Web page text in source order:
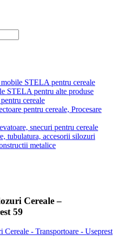
STELA pentru cereale
STELA pentru alte produse
cereale
pentru cereale, Procesare
snecuri pentru cereale
tubulatura, accesorii silozuri
metalice
Cereale –
59